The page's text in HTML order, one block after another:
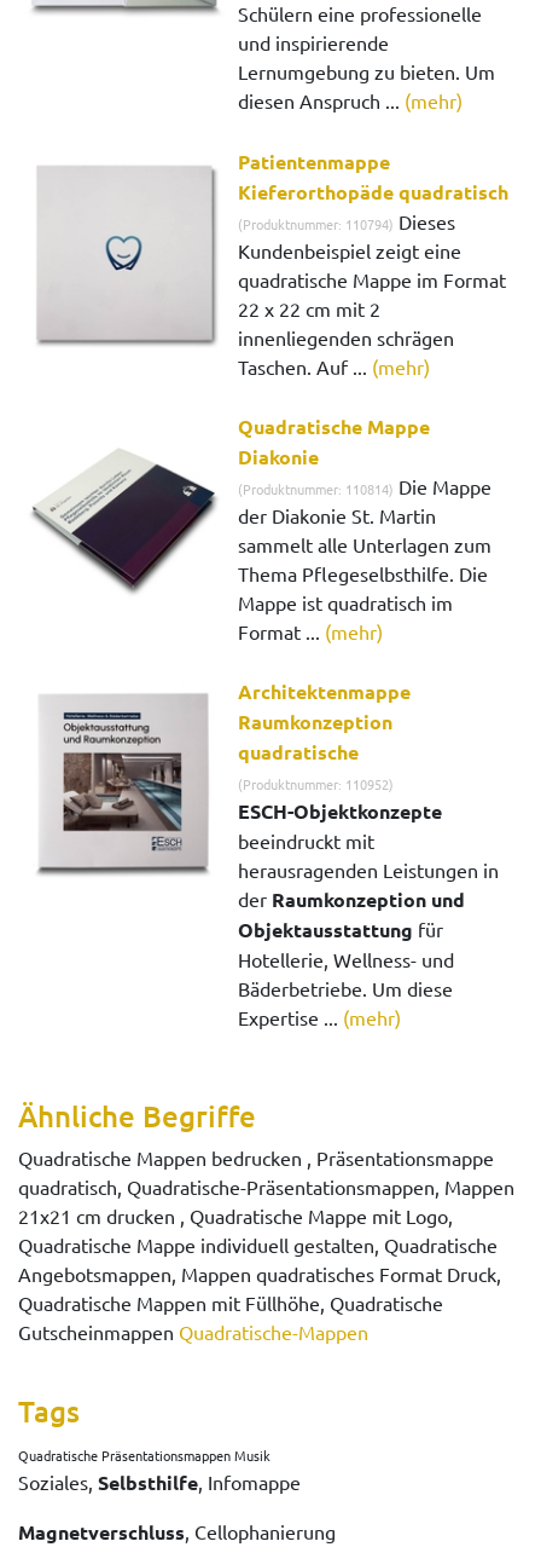
Schülern eine professionelle
und inspirierende
Lernumgebung zu bieten. Um
diesen Anspruch ... (mehr)
Patientenmappe
Kieferorthopäde quadratisch
(Produktnummer: 110794) Dieses
Kundenbeispiel zeigt eine
quadratische Mappe im Format
22 x 22 cm mit 2
innenliegenden schrägen
Taschen. Auf ... (mehr)
Quadratische Mappe
Diakonie
(Produktnummer: 110814) Die Mappe
der Diakonie St. Martin
sammelt alle Unterlagen zum
Thema Pflegeselbsthilfe. Die
Mappe ist quadratisch im
Format ... (mehr)
Architektenmappe
Raumkonzeption
quadratische
(Produktnummer: 110952)
ESCH-Objektkonzepte
beeindruckt mit
herausragenden Leistungen in
der Raumkonzeption und
Objektausstattung für
Hotellerie, Wellness- und
Bäderbetriebe. Um diese
Expertise ... (mehr)
Ähnliche Begriffe
Quadratische Mappen bedrucken , Präsentationsmappe
quadratisch, Quadratische-Präsentationsmappen, Mappen
21x21 cm drucken , Quadratische Mappe mit Logo,
Quadratische Mappe individuell gestalten, Quadratische
Angebotsmappen, Mappen quadratisches Format Druck,
Quadratische Mappen mit Füllhöhe, Quadratische
Gutscheinmappen Quadratische-Mappen
Tags
Quadratische Präsentationsmappen Musik
Soziales, Selbsthilfe, Infomappe
Magnetverschluss, Cellophanierung